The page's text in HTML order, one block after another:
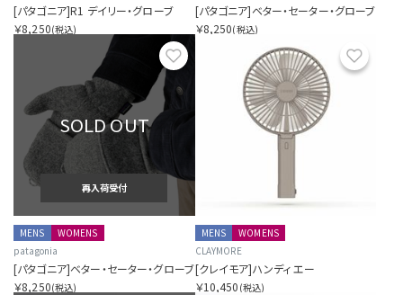
[パタゴニア]R1 デイリー・グローブ
￥8,250(税込)
[パタゴニア]ベター・セーター・グローブ
￥8,250(税込)
お気に入り
SOLD OUT
再入荷受付
MENS
WOMENS
patagonia
[パタゴニア]ベター・セーター・グローブ
￥8,250(税込)
MENS
WOMENS
CLAYMORE
[クレイモア]ハンディ エー
￥10,450 (税込)